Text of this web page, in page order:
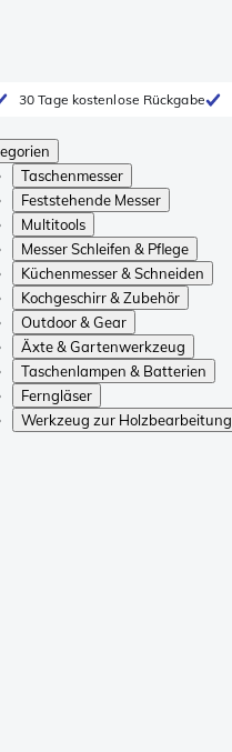
30 Tage kostenlose Rückgabe
Taschenmesser
Feststehende Messer
Multitools
Messer Schleifen & Pflege
Küchenmesser & Schneiden
Kochgeschirr & Zubehör
Outdoor & Gear
Äxte & Gartenwerkzeug
Taschenlampen & Batterien
Ferngläser
Werkzeug zur Holzbearbeitung